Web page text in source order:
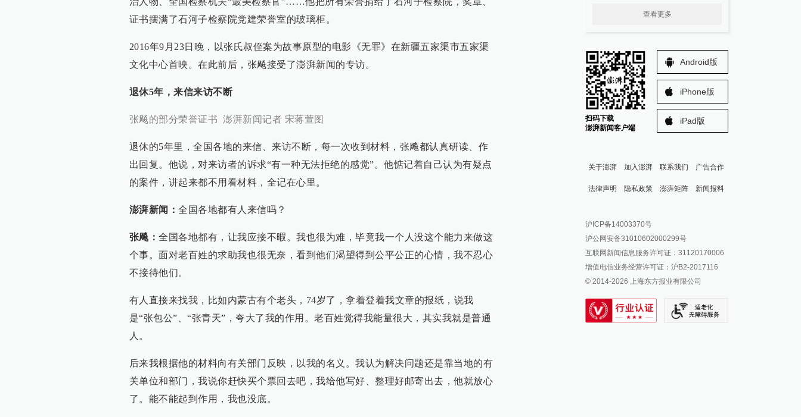
证书摆满了石河子检察院党建荣誉室的玻璃柜。
2016年9月23日晚，以张氏叔侄案为故事原型的电影《无罪》在新疆五家渠市五家渠
文化中心首映。在此前后，张飚接受了澎湃新闻的专访。
退休5年，来信来访不断
张飚的部分荣誉证书 澎湃新闻记者 宋蒋萱图
退休的5年里，全国各地的来信、来访不断，每一次收到材料，张飚都认真研读、作
出回复。他说，对来访者的诉求“有一种无法拒绝的感觉”。他惦记着自己认为有疑点
的案件，讲起来都不用看材料，全记在心里。
澎湃新闻： 全国各地都有人来信吗？
张飚： 全国各地都有，让我应接不暇。我也很为难，毕竟我一个人没这个能力来做这
个事。面对老百姓的求助我也很无奈，看到他们渴望得到公平公正的心情，我不忍心
不接待他们。
有人直接来找我，比如内蒙古有个老头，74岁了，拿着登着我文章的报纸，说我
是“张包公”、“张青天”，夸大了我的作用。老百姓觉得我能量很大，其实我就是普通
人。
后来我根据他的材料向有关部门反映，以我的名义。我认为解决问题还是靠当地的有
关单位和部门，我说你赶快买个票回去吧，我给他写好、整理好邮寄出去，他就放心
了。能不能起到作用，我也没底。
查看更多
扫码下载
澎湃新闻客户端
Android版
iPhone版
iPad版
关于澎湃 加入澎湃 联系我们 广告合作
法律声明 隐私政策 澎湃矩阵
澎湃新闻公众号
澎湃新闻抖音号
派生万物开放平台
IP SHANGHAI
SIXTH TONE
新闻报料
报料邮箱: news@thepaper.cn
沪ICP备14003370号
沪公网安备31010602000299号
互联网新闻信息服务许可证：31120170006
增值电信业务经营许可证：沪B2-2017116
© 2014-2026 上海东方报业有限公司